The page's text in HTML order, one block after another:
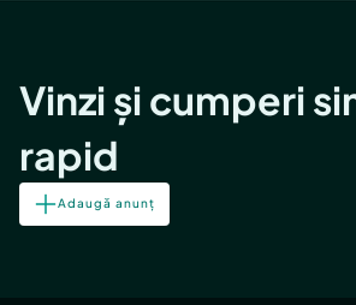
Vinzi și cumperi
rapid
Adaugă anunț